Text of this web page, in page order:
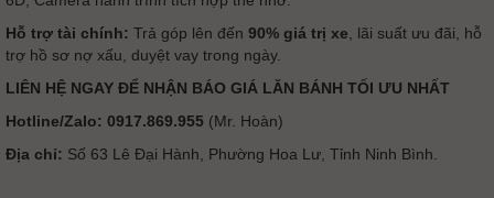
Hỗ trợ tài chính: Trả góp lên đến 90% giá trị xe , lãi suất ưu đãi, hỗ
trợ hồ sơ nợ xấu, duyệt vay trong ngày.
LIÊN HỆ NGAY ĐỂ NHẬN BÁO GIÁ LĂN BÁNH TỐI ƯU NHẤT
Hotline/Zalo: 0917.869.955 (Mr. Hoàn)
Địa chỉ: Số 63 Lê Đại Hành, Phường Hoa Lư, Tỉnh Ninh Bình.